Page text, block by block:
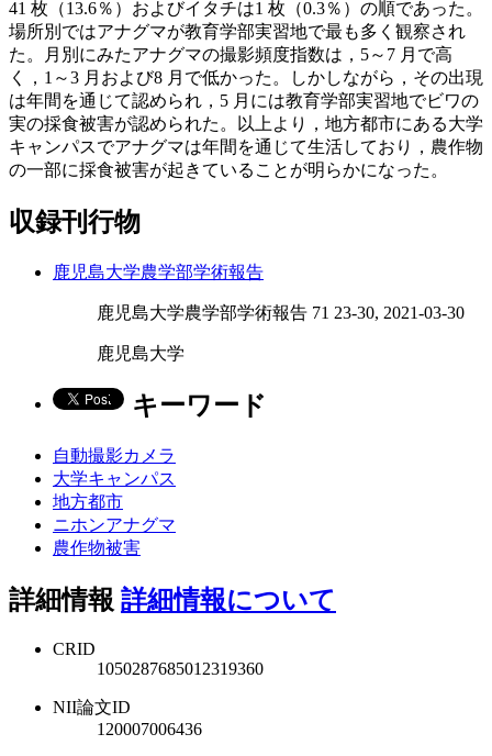
41 枚（13.6％）およびイタチは1 枚（0.3％）の順であった。
場所別ではアナグマが教育学部実習地で最も多く観察され
た。月別にみたアナグマの撮影頻度指数は，5～7 月で高
く，1～3 月および8 月で低かった。しかしながら，その出現
は年間を通じて認められ，5 月には教育学部実習地でビワの
実の採食被害が認められた。以上より，地方都市にある大学
キャンパスでアナグマは年間を通じて生活しており，農作物
の一部に採食被害が起きていることが明らかになった。
収録刊行物
鹿児島大学農学部学術報告
鹿児島大学農学部学術報告 71 23-30, 2021-03-30
鹿児島大学
キーワード
自動撮影カメラ
大学キャンパス
地方都市
ニホンアナグマ
農作物被害
詳細情報 詳細情報について
CRID
1050287685012319360
NII論文ID
120007006436